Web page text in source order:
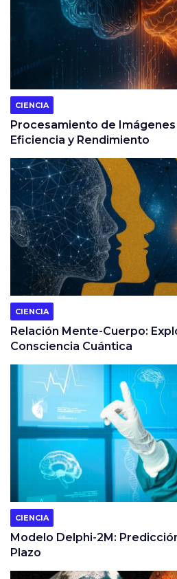
CIENCIA
Procesamiento de
Eficiencia y Rendimiento
CIENCIA
Relación Mente-Cuerpo:
Consciencia Cuántica
CIENCIA
Modelo Delphi-2M:
Plazo